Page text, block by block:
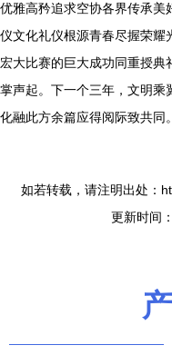
优雅高矜追求空协各界传承美
仪文化礼仪根源青春尽握荣耀
宏大比赛的巨大成功同重授典
掌声起。下一个三年，文明乘
化融此方余篇应得阅际致共同
如若转载，请注明出处：
更新时间